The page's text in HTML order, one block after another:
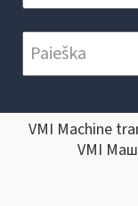
VMI Machine
VMI